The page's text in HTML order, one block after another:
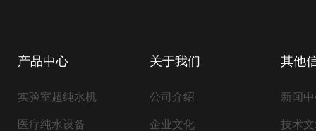
产品中心
实验室超纯水机
医疗纯水设备
关于我们
公司介绍
企业文化
其他
新闻
技术